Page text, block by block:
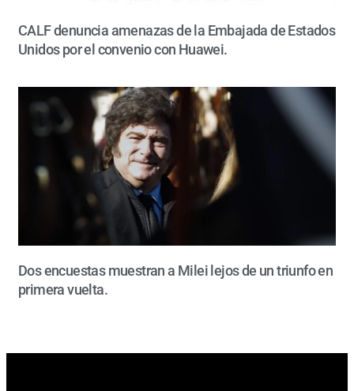
CALF denuncia amenazas de la Embajada de Estados
Unidos por el convenio con Huawei.
Dos encuestas muestran a Milei lejos de un triunfo en
primera vuelta.